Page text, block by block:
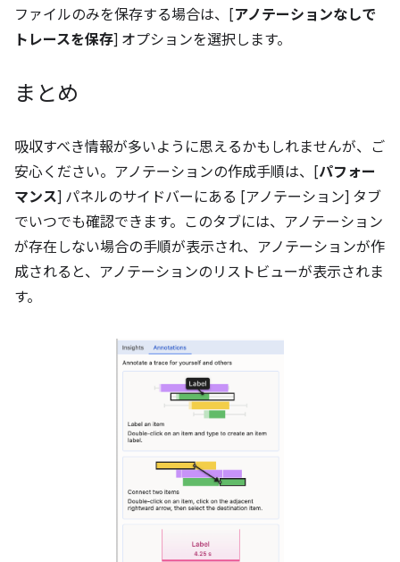
ファイルのみを保存する場合は、[アノテーションなしで
トレースを保存] オプションを選択します。
まとめ
吸収すべき情報が多いように思えるかもしれませんが、ご
安心ください。アノテーションの作成手順は、[パフォー
マンス] パネルのサイドバーにある [アノテーション] タブ
でいつでも確認できます。このタブには、アノテーション
が存在しない場合の手順が表示され、アノテーションが作
成されると、アノテーションのリストビューが表示されま
す。